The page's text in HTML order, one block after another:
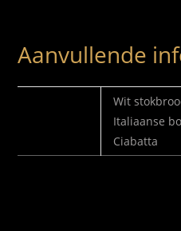
Aanvullende
Wit
Italiaanse
Ciabatta